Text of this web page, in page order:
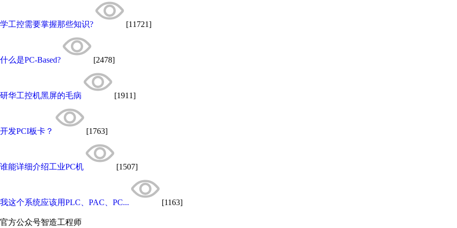
学工控需要掌握那些知识? [11721]
什么是PC-Based? [2478]
研华工控机黑屏的毛病 [1911]
开发PCI板卡？ [1763]
谁能详细介绍工业PC机 [1507]
我这个系统应该用PLC、PAC、PC... [1163]
官方公众号智造工程师